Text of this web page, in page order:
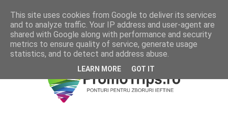
This site uses cookies from Google to deliver its services
and to analyze traffic. Your IP address and user-agent are
shared with Google along with performance and security
metrics to ensure quality of service, generate usage
statistics, and to detect and address abuse.
LEARN MORE GOT IT